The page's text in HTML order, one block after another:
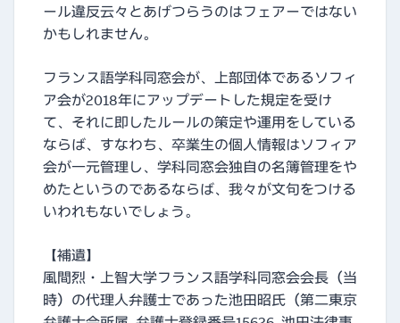
ール違反云々とあげつらうのはフェアーではない
かもしれません。
フランス語学科同窓会が、上部団体であるソフィ
ア会が2018年にアップデートした規定を受け
て、それに即したルールの策定や運用をしている
ならば、すなわち、卒業生の個人情報はソフィア
会が一元管理し、学科同窓会独自の名簿管理をや
めたというのであるならば、我々が文句をつける
いわれもないでしょう。
【補遺】
風間烈・上智大学フランス語学科同窓会会長（当
時）の代理人弁護士であった池田昭氏（第二東京